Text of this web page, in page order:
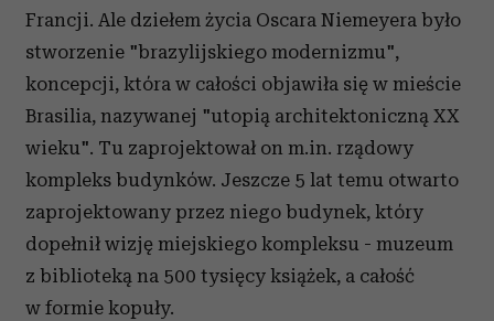
Francji. Ale dziełem życia Oscara Niemeyera było
stworzenie "brazylijskiego modernizmu",
koncepcji, która w całości objawiła się w mieście
Brasilia, nazywanej "utopią architektoniczną XX
wieku". Tu zaprojektował on m.in. rządowy
kompleks budynków. Jeszcze 5 lat temu otwarto
zaprojektowany przez niego budynek, który
dopełnił wizję miejskiego kompleksu - muzeum
z biblioteką na 500 tysięcy książek, a całość
w formie kopuły.